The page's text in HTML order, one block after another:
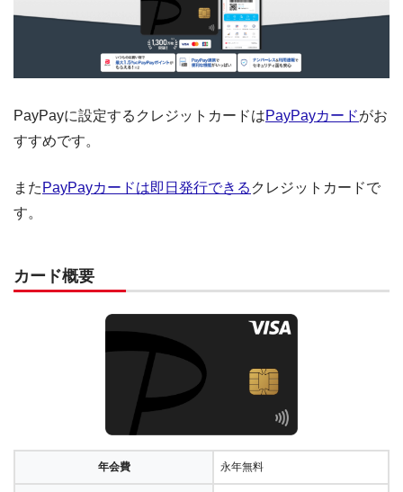
PayPayに設定するクレジットカードはPayPayカードがお
すすめです。
また PayPayカードは即日発行できる クレジットカードで
す。
カード概要
年会費 永年無料